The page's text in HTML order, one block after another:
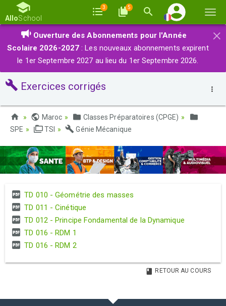
la
AlloSchool
3 5
×
Ouverture des Abonnements pour l'Année
Scolaire 2026-2027 : Les nouveaux abonnements expirent
le 1er Septembre 2027 au lieu du 1er Septembre 2026.
Exercices corrigés
Maroc
Classes Préparatoires (CPGE)
SPE
TSI Génie Mécanique
TD 010 - Géométrie des masses
TD 011 - Cinétique
TD 012 - Principe Fondamental de la Dynamique
TD 016 - RDM 1
TD 016 - RDM 2
RETOUR AU COURS